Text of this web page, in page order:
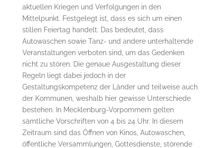
aktuellen Kriegen und Verfolgungen in den
Mittelpunkt. Festgelegt ist, dass es sich um einen
stillen Feiertag handelt. Das bedeutet, dass
Autowaschen sowie Tanz- und andere unterhaltende
Veranstaltungen verboten sind, um das Gedenken
nicht zu stören. Die genaue Ausgestaltung dieser
Regeln liegt dabei jedoch in der
Gestaltungskompetenz der Länder und teilweise auch
der Kommunen, weshalb hier gewisse Unterschiede
bestehen. In Mecklenburg-Vorpommern gelten
sämtliche Vorschriften von 4 bis 24 Uhr. In diesem
Zeitraum sind das Öffnen von Kinos, Autowaschen,
öffentliche Versammlungen, Gottesdienste, störende